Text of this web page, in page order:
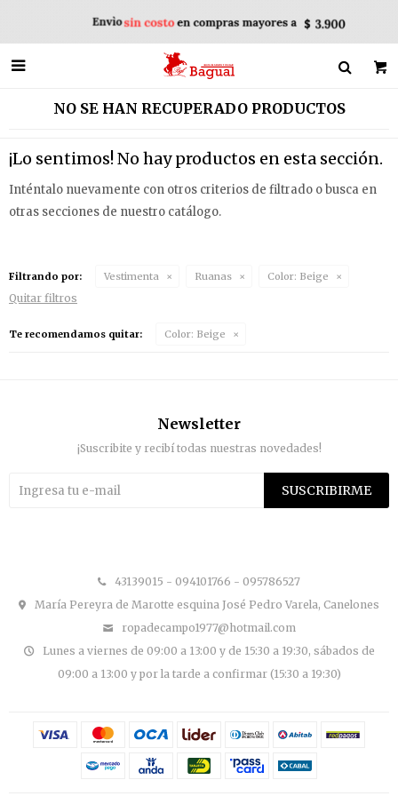

NO SE HAN RECUPERADO PRODUCTOS
¡Lo sentimos! No hay productos en esta sección.
Inténtalo nuevamente con otros criterios de filtrado o busca en
otras secciones de nuestro catálogo.
Filtrando por: Vestimenta Ruanas Color: Beige
Quitar filtros
Te recomendamos quitar: Color: Beige
43139015 - 094101766 - 095786527
María Pereyra de Marotte esquina José Pedro Varela, Canelones
ropadecampo1977@hotmail.com
Lunes a viernes de 09:00 a 13:00 y de 15:30 a 19:30, sábados de
09:00 a 13:00 y por la tarde a confirmar (15:30 a 19:30)
Newsletter
¡Suscribite y recibí todas nuestras novedades!
SUSCRIBIRME